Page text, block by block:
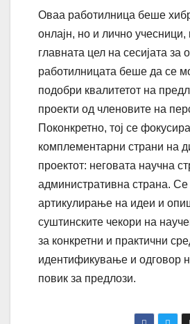
Оваа работилница беше
онлајн, но и лично
главната цел на сесијата за
работилницата беше да се
подобри квалитетот на
проекти од членовите на
Поконкретно, тој се
комплементарни страни на
проектот: неговата научна
административна страна.
артикулирање на идеи и
суштинските чекори на
за конкретни и практични
идентификување и одговор
повик за предлози.